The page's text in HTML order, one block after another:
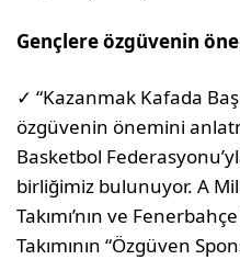
Gençlere özgüvenin
✓ “Kazanmak Kafada
özgüvenin önemini
Basketbol
birliğimiz bulunuyor. A
Takımı’nın ve
Takımının “Özgüven